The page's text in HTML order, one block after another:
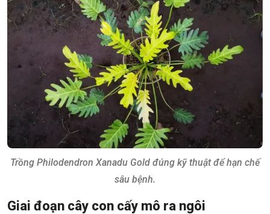
Trồng Philodendron Xanadu Gold đúng kỹ thuật để hạn chế
sâu bệnh.
Giai đoạn cây con cấy mô ra ngôi